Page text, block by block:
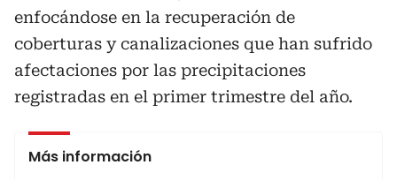
enfocándose en la recuperación de
coberturas y canalizaciones que han sufrido
afectaciones por las precipitaciones
registradas en el primer trimestre del año.
Más información